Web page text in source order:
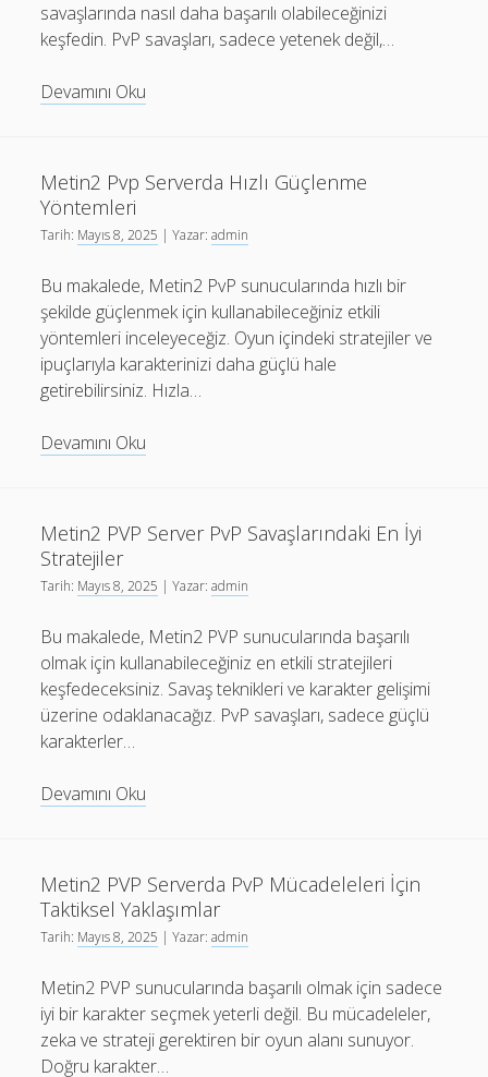
savaşlarında nasıl daha başarılı olabileceğinizi
keşfedin. PvP savaşları, sadece yetenek değil,…
Devamını Oku
Ekipmanları
Savaşta
Öne
Çıkma
Metin2 Pvp Serverda Hızlı Güçlenme
Yöntemleri
Tarih: Mayıs 8, 2025 | Yazar:admin
Bu makalede, Metin2 PvP sunucularında hızlı bir
şekilde güçlenmek için kullanabileceğiniz etkili
yöntemleri inceleyeceğiz. Oyun içindeki stratejiler ve
ipuçlarıyla karakterinizi daha güçlü hale
getirebilirsiniz. Hızla…
Devamını Oku
Güçlenme
Metin2 PVP Server PvP Savaşlarındaki En İyi
Stratejiler
Tarih: Mayıs 8, 2025 | Yazar:admin
Bu makalede, Metin2 PVP sunucularında başarılı
olmak için kullanabileceğiniz en etkili stratejileri
keşfedeceksiniz. Savaş teknikleri ve karakter gelişimi
üzerine odaklanacağız. PvP savaşları, sadece güçlü
karakterler…
Devamını Oku
Savaşlarındaki
En
İyi
Stratejiler
Metin2 PVP Serverda PvP Mücadeleleri İçin
Taktiksel Yaklaşımlar
Tarih: Mayıs 8, 2025 | Yazar:admin
Metin2 PVP sunucularında başarılı olmak için sadece
iyi bir karakter seçmek yeterli değil. Bu mücadeleler,
zeka ve strateji gerektiren bir oyun alanı sunuyor.
Doğru karakter…